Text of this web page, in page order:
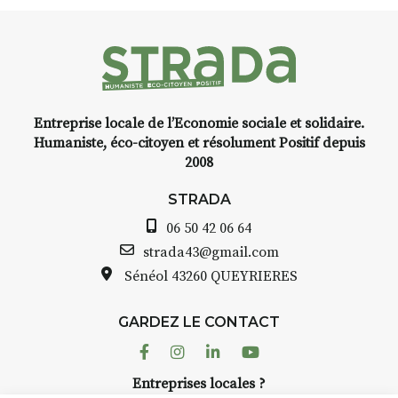
national –
Isabelle
Bideau
Nuages,
dentelle
François-
Xavier
Lalanne,
2019 ©
Mobilier
Isabelle
Bideau ©
Adagp,
Paris 2026
d’Auzon, cette expo-
installation temporaire vous
livre une raison de plus d’aller
faire un tour dans la cité
médiévale du Brivadois cet été.
INTERVIEW
STRADA Bernard Turle, vous
Auzon…
Bernard TURLE Le Fumoir n’est
pas une galerie permanente.
Entreprise locale de l’Economie sociale et solidaire.
Humaniste, éco-citoyen et résolument Positif depuis
2008
STRADA
06 50 42 06 64
strada43@gmail.com
Sénéol 43260 QUEYRIERES
GARDEZ LE CONTACT
FacebookInstagram
LinkedinYoutube
Entreprises locales ?